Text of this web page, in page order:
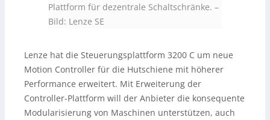
Plattform für dezentrale Schaltschränke. –
Bild: Lenze SE
Lenze hat die Steuerungsplattform 3200 C um neue
Motion Controller für die Hutschiene mit höherer
Performance erweitert. Mit Erweiterung der
Controller-Plattform will der Anbieter die konsequente
Modularisierung von Maschinen unterstützen, auch